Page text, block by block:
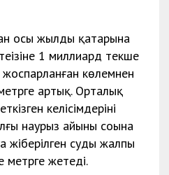
осы жылдың қаңтарына
1 миллиард текше
жоспарланған көлемнен
артық. Орталық
келісімдерінің
наурыз айының соңына
жіберілген судың жалпы
метрге жетеді.